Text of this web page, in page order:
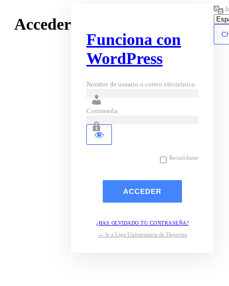
Acceder
Funciona con
WordPress
Nombre de usuario o correo electrónico
Contraseña
Recuérdame
¿HAS OLVIDADO TU CONTRASEÑA?
← Ir a Liga Universitaria de Deportes